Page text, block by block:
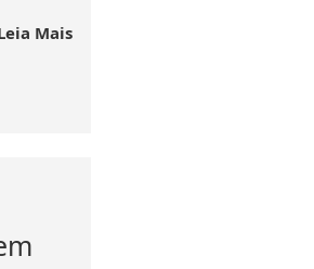
Mais